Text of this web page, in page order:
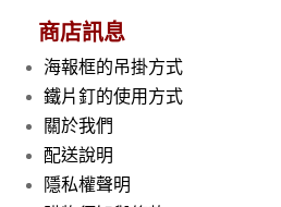
商店訊息
海報框的吊掛方式
鐵片釘的使用方式
關於我們
配送說明
隱私權聲明